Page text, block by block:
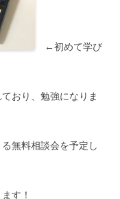
←初めて学び
おり、勉強になりま
無料相談会を予定し
す！